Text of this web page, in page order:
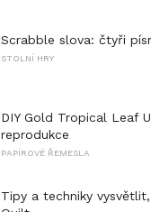
Scrabble slova: čtyři
STOLNÍ HRY
DIY Gold Tropical Leaf
reprodukce
PAPÍROVÉ ŘEMESLA
Tipy a techniky